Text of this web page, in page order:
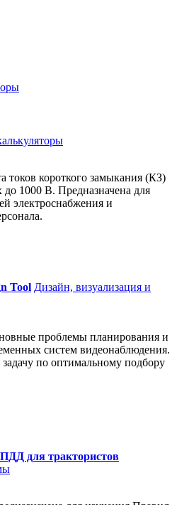
токов короткого замыкания (КЗ)
до 1000 В. Предназначена для
электроснабжения и
Tool Дизайн, визуализация и
проблемы планирования и
систем видеонаблюдения.
по оптимальному подбору
для трактористов